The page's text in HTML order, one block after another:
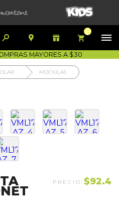
   
MIS PEDIDOS
DEVOLUCIÓN SIN COSTO
MAYORES A $30
MOCHILAS
$92.4